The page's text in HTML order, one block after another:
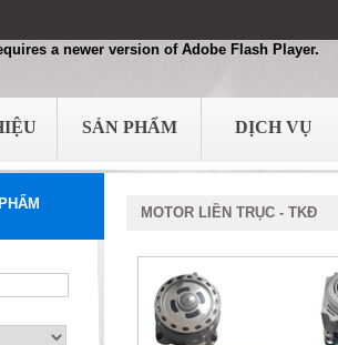
a newer version of Adobe Flash Player.
SẢN PHẨM DỊCH VỤ
MOTOR LIỀN TRỤC - TKĐ